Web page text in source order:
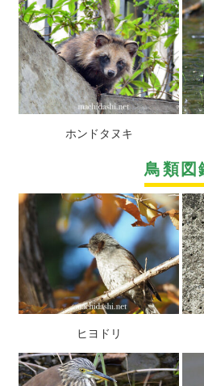
ホンドタヌキ
鳥類図
ヒヨドリ